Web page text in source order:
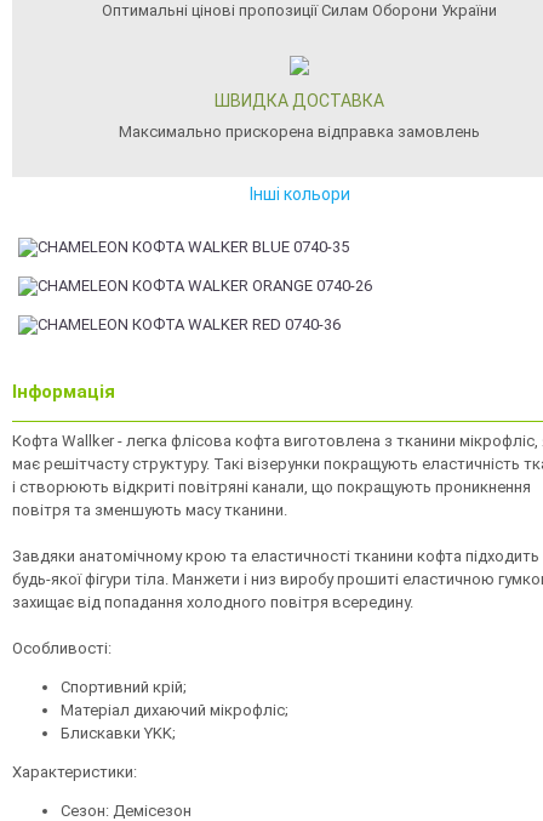
Оптимальні цінові пропозиції Силам Оборони України
ШВИДКА ДОСТАВКА
Максимально прискорена відправка замовлень
Інші кольори
Інформація
Кофта Wallker - легка флісова кофта виготовлена ​​з тканини мікрофліс,
має решітчасту структуру. Такі візерунки покращують еластичність
і створюють відкриті повітряні канали, що покращують проникнення
повітря та зменшують масу тканини.
Завдяки анатомічному крою та еластичності тканини кофта
будь-якої фігури тіла. Манжети і низ виробу прошиті еластичною
захищає від попадання холодного повітря всередину.
Особливості:
Спортивний крій;
Матеріал дихаючий мікрофліс;
Блискавки YKK;
Характеристики:
Сезон: Демісезон